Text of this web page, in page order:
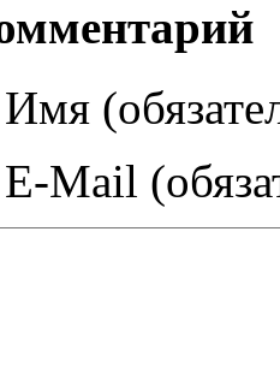
Имя
E-Mail